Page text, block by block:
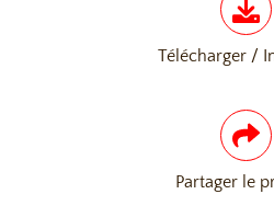
Télécharger /
Partager le